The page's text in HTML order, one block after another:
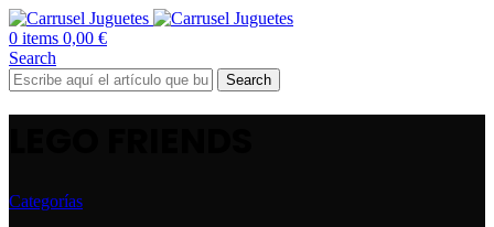
0 items 0,00 €
Search
Search
Categorías